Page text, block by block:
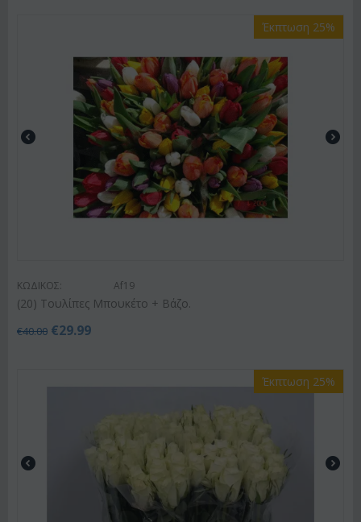
Έκπτωση 25%
ΚΩΔΙΚΟΣ: Af19
(20) Τουλίπες Μπουκέτο + Βάζο.
€40.00 €29.99
Έκπτωση 25%